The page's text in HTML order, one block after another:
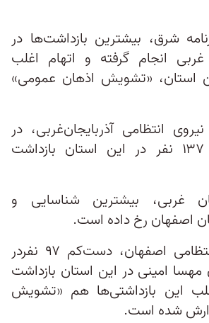
شرق، بیشترین بازداشت‌‌ها در
غربی انجام گرفته ‌و اتهام اغلب
استان، «تشویش اذهان عمومی»
انتظامی آذربایجان‌غربی، در
شبانه‌روز گذشته ۱۳۷ نفر در این استان بازداشت
غربی، بیشترین شناسایی و
اصفهان رخ داده است.
به گفته نیروی انتظامی اصفهان، دست‌کم ۹۷ نفردر
امینی در این استان بازداشت
این بازداشتی‌ها هم «تشویش
شده‌ است.